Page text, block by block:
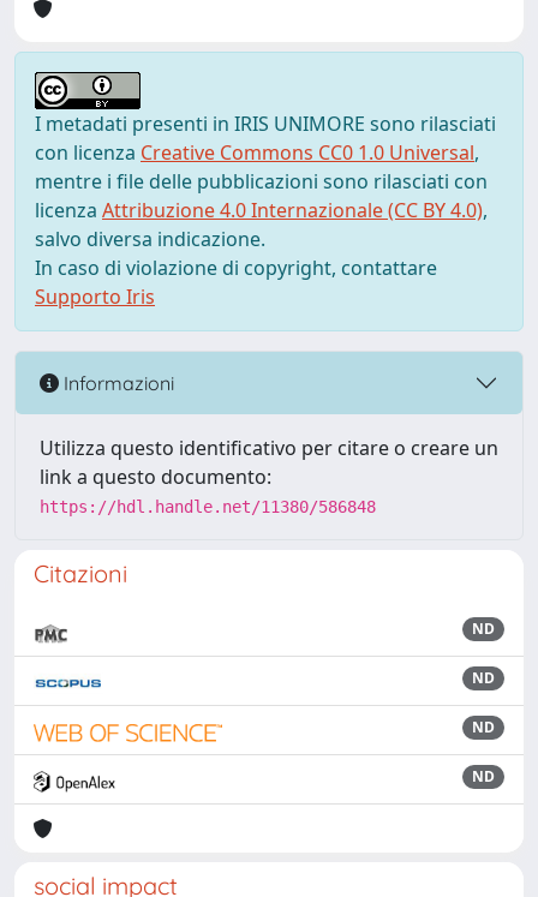
I metadati presenti in IRIS UNIMORE sono rilasciati
con licenza Creative Commons CC0 1.0 Universal,
mentre i file delle pubblicazioni sono rilasciati con
licenza Attribuzione 4.0 Internazionale (CC BY 4.0),
salvo diversa indicazione.
In caso di violazione di copyright, contattare
Supporto Iris
Informazioni
Utilizza questo identificativo per citare o creare un
link a questo documento:
https://hdl.handle.net/11380/586848
Citazioni
ND
ND
ND
ND
social impact